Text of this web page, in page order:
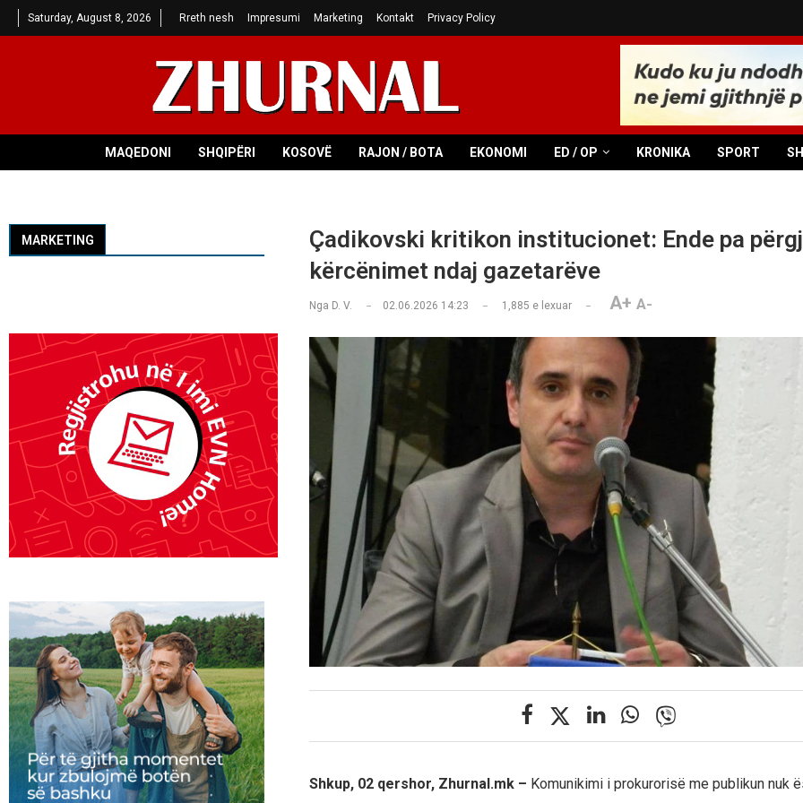
Saturday, August 8, 2026 Rreth nesh Impresumi Marketing Kontakt Privacy Policy
MAQEDONI SHQIPËRI KOSOVË RAJON / BOTA EKONOMI ED / OP KRONIKA SPORT
Çadikovski kritikon institucionet: Ende pa
kërcënimet ndaj gazetarëve
Nga D. V. 02.06.2026 14:23 1,885 e lexuar A+ A-
Shkup, 02 qershor, Zhurnal.mk – Komunikimi i prokurorisë me publikun nuk
MARKETING